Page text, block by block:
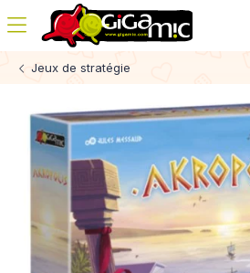
Jeux de stratégie